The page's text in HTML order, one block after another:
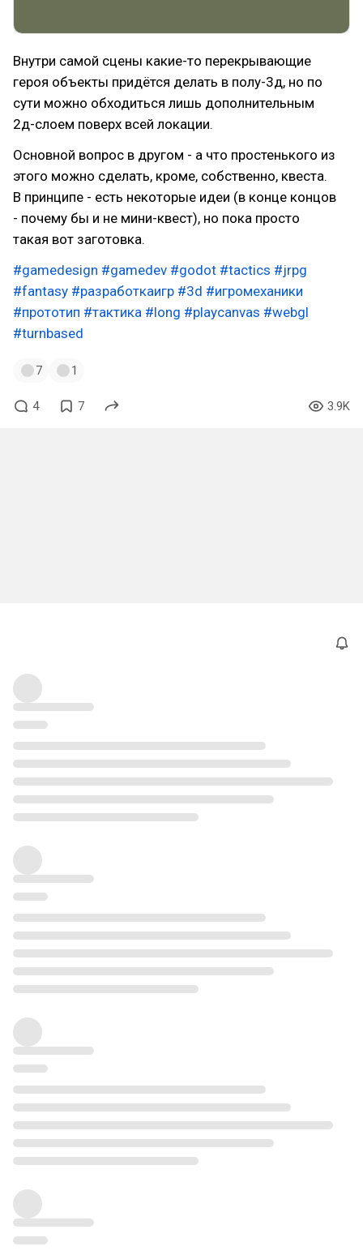
Внутри самой сцены какие-то перекрывающие
героя объекты придётся делать в полу-3д, но по
сути можно обходиться лишь дополнительным
2д-слоем поверх всей локации.
Основной вопрос в другом - а что простенького из
этого можно сделать, кроме, собственно, квеста.
В принципе - есть некоторые идеи (в конце концов
- почему бы и не мини-квест), но пока просто
такая вот заготовка.
#gamedesign #gamedev #godot #tactics #jrpg
#fantasy #разработкаигр #3d #игромеханики
#прототип #тактика #long #playcanvas #webgl
#turnbased
7 1
4 7 3.9K